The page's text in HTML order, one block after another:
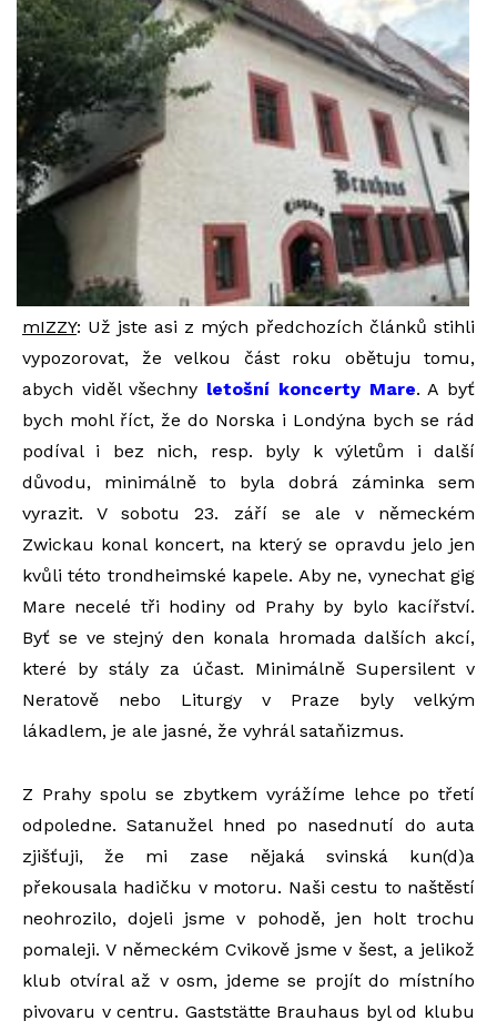
mIZZY: Už jste asi z mých předchozích článků stihli
vypozorovat, že velkou část roku obětuju tomu,
abych viděl všechny letošní koncerty Mare. A byť
bych mohl říct, že do Norska i Londýna bych se rád
podíval i bez nich, resp. byly k výletům i další
důvodu, minimálně to byla dobrá záminka sem
vyrazit. V sobotu 23. září se ale v německém
Zwickau konal koncert, na který se opravdu jelo jen
kvůli této trondheimské kapele. Aby ne, vynechat gig
Mare necelé tři hodiny od Prahy by bylo kacířství.
Byť se ve stejný den konala hromada dalších akcí,
které by stály za účast. Minimálně Supersilent v
Neratově nebo Liturgy v Praze byly velkým
lákadlem, je ale jasné, že vyhrál sataňizmus.
Z Prahy spolu se zbytkem vyrážíme lehce po třetí
odpoledne. Satanužel hned po nasednutí do auta
zjišťuji, že mi zase nějaká svinská kun(d)a
překousala hadičku v motoru. Naši cestu to naštěstí
neohrozilo, dojeli jsme v pohodě, jen holt trochu
pomaleji. V německém Cvikově jsme v šest, a jelikož
klub otvíral až v osm, jdeme se projít do místního
pivovaru v centru. Gaststätte Brauhaus byl od klubu